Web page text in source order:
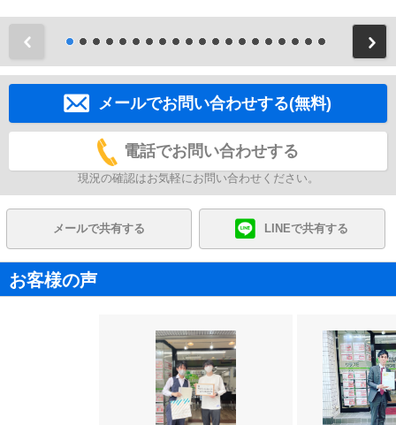
メールでお問い合わせする(無料)
電話でお問い合わせする
現況の確認はお気軽にお問い合わせください。
メールで共有する LINEで共有する
お客様の声